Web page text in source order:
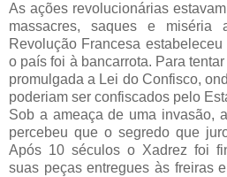
As ações revolucionárias
massacres, saques e miséria
Revolução Francesa
o país foi à bancarrota. Para
promulgada a Lei do Confisco,
poderiam ser confiscados pelo
Sob a ameaça de uma invasão,
percebeu que o segredo que
Após 10 séculos o Xadrez foi
suas peças entregues às freiras